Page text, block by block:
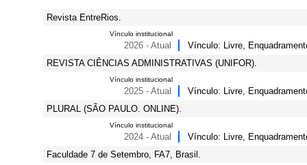
Revista EntreRios.
Vínculo institucional
2026 - Atual
Vínculo: Livre,
REVISTA CIÊNCIAS ADMINISTRATIVAS (UNIFOR).
Vínculo institucional
2025 - Atual
Vínculo: Livre,
PLURAL (SÃO PAULO. ONLINE).
Vínculo institucional
2024 - Atual
Vínculo: Livre,
Faculdade 7 de Setembro, FA7, Brasil.